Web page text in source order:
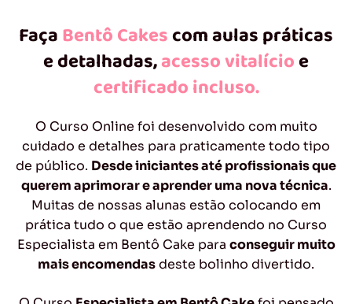
FaçaBentô Cakescom aulas práticas
e detalhadas,acesso vitalícioe
certificado incluso.
O Curso Online foi desenvolvido com muito
cuidado e detalhes para praticamente todo tipo
de público. Desde iniciantes até profissionais que
querem aprimorar e aprender uma nova técnica.
Muitas de nossas alunas estão colocando em
prática tudo o que estão aprendendo no Curso
Especialista em Bentô Cake para conseguir muito
mais encomendasdeste bolinho divertido.